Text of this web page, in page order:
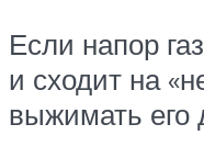
Если напор
и сходит на
выжимать его